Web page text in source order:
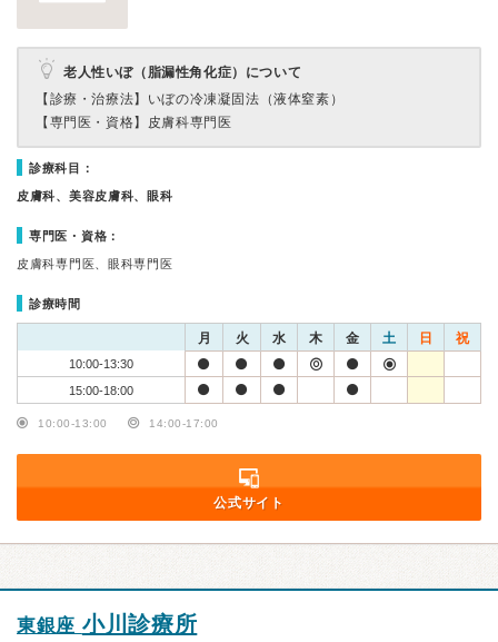
老人性いぼ（脂漏性角化症）について
【診療・治療法】 いぼの冷凍凝固法（液体窒素）
【専門医・資格】 皮膚科専門医
診療科目：
皮膚科、美容皮膚科、眼科
専門医・資格：
皮膚科専門医、眼科専門医
診療時間
月 火 水 木 金 土 日 祝
10:00-13:30
15:00-18:00
10:00-13:00 14:00-17:00
公式サイト
東銀座 小川診療所